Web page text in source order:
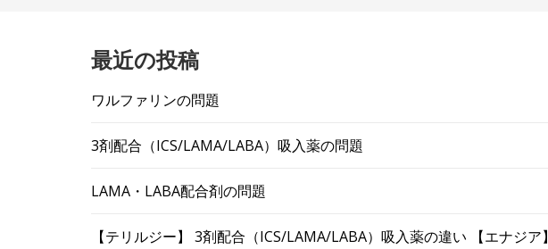
最近の投稿
ワルファリンの問題
3剤配合（ICS/LAMA/LABA）吸入薬の問題
LAMA・LABA配合剤の問題
【テリルジー】 3剤配合（ICS/LAMA/LABA）吸入薬の違い 【エナジア】